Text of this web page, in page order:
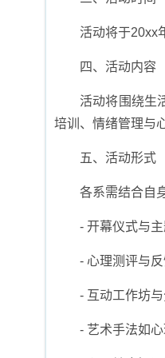
活动将于20xx
四、活动内容
活动将围绕生
培训、情绪管理与
五、活动形式
各系需结合自
- 开幕仪式与
- 心理测评与
- 互动工作坊
- 艺术手法如